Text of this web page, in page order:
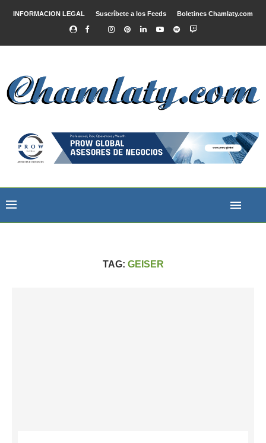
INFORMACION LEGAL Suscríbete a los Feeds Boletines Chamlaty.com
TAG: GEISER